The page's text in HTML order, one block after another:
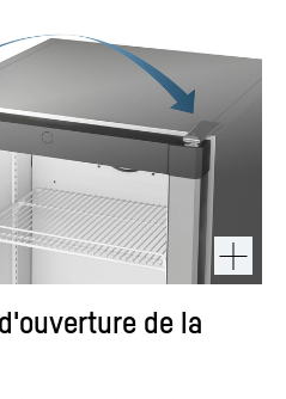
de la